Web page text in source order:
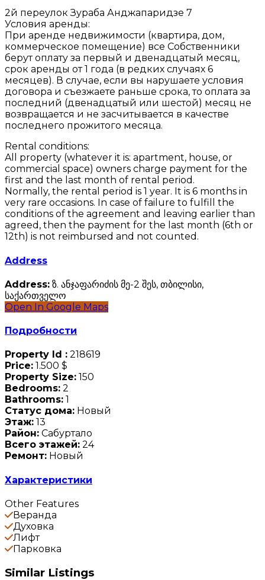
2й переулок Зураба Анджапаридзе 7
Условия аренды:
При аренде недвижимости (квартира, дом,
коммерческое помещение) все Собственники
берут оплату за первый и двенадцатый месяц,
срок аренды от 1 года (в редких случаях 6
месяцев). В случае, если вы нарушаете условия
договора и съезжаете раньше срока, то оплата за
последний (двенадцатый или шестой) месяц не
возвращается и не засчитывается в качестве
последнего прожитого месяца.
Rental conditions:
All property (whatever it is: apartment, house, or
commercial space) owners charge payment for the
first and the last month of rental period.
Normally, the rental period is 1 year. It is 6 months in
very rare occasions. In case of failure to fulfill the
conditions of the agreement and leaving earlier than
agreed, then the payment for the last month (6th or
12th) is not reimbursed and not counted.
Address
Address: ზ. ანჯაფარიძის მე-2 შეს, თბილისი,
საქართველო
Open In Google Maps
Подробности
Property Id : 218619
Price: 1.500 $
Property Size: 150
Bedrooms: 2
Bathrooms: 1
Статус дома: Новый
Этаж: 13
Район: Сабуртало
Всего этажей: 24
Ремонт: Новый
Характеристики
Other Features
Веранда
Духовка
Лифт
Парковка
Similar Listings